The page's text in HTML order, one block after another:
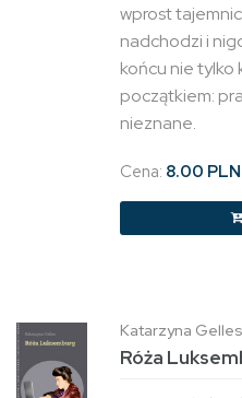
wprost
nadchodzi i
końcu nie tylko
początkiem:
nieznane.
Cena: 8.00 PLN
Katarzyna Gelles
Róża